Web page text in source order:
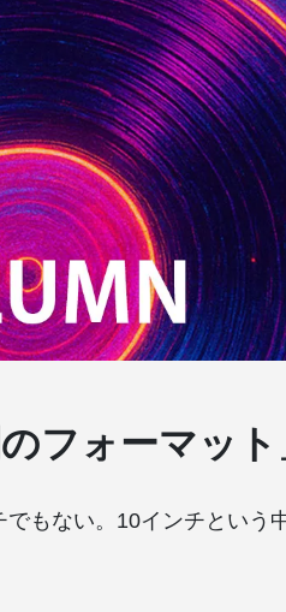
フォーマット
もない。10インチという